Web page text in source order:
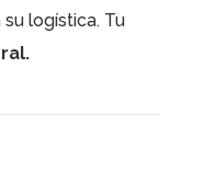
logística. Tu